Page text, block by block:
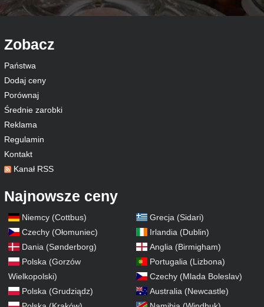
Zobacz
Państwa
Dodaj ceny
Porównaj
Średnie zarobki
Reklama
Regulamin
Kontakt
Kanał RSS
Najnowsze ceny
Niemcy (Cottbus)
Czechy (Ołomuniec)
Dania (Sønderborg)
Polska (Gorzów
Wielkopolski)
Polska (Grudziądz)
Grecja (Sidari)
Irlandia (Dublin)
Anglia (Birmigham)
Portugalia (Lizbona)
Czechy (Mlada Boleslav)
Australia (Newcastle)